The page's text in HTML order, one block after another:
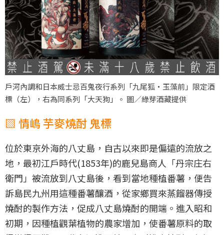
戶河內調和日本威士忌百鬼夜行系列「九尾狐・玉藻前」限定酒
標（左），右為同系列「大天狗」。 圖／綠芽酒藏提供
▧ 情嶋 芋麥燒酎 鬼標
位於東京外海的八丈島，自古以來即是偏遠的流放之
地，最初江戶時代(1853年)的鹿兒島商人「丹宗庄右
衛門」被流放到八丈島後，看到當地種植番薯，便告
訴島民九州用這種番薯釀酒，從家鄉買來蒸餾器傳授
燒酎的製作方法，促成八丈島燒酎的開端。進入昭和
初期，因種植觀葉植物的農家增加，使番薯原料的取